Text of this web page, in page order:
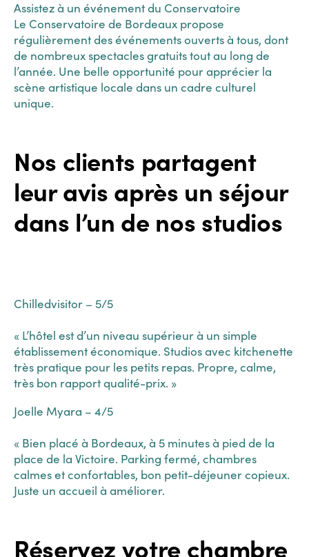
Assistez à un événement du Conservatoire
Le Conservatoire de Bordeaux propose
régulièrement des événements ouverts à tous, dont
de nombreux spectacles gratuits tout au long de
l’année. Une belle opportunité pour apprécier la
scène artistique locale dans un cadre culturel
unique.
Nos clients partagent
leur avis après un séjour
dans l’un de nos studios
Chilledvisitor – 5/5
« L’hôtel est d’un niveau supérieur à un simple
établissement économique. Studios avec kitchenette
très pratique pour les petits repas. Propre, calme,
très bon rapport qualité-prix. »
Joelle Myara – 4/5
« Bien placé à Bordeaux, à 5 minutes à pied de la
place de la Victoire. Parking fermé, chambres
calmes et confortables, bon petit-déjeuner copieux.
Juste un accueil à améliorer.
Réservez votre chambre